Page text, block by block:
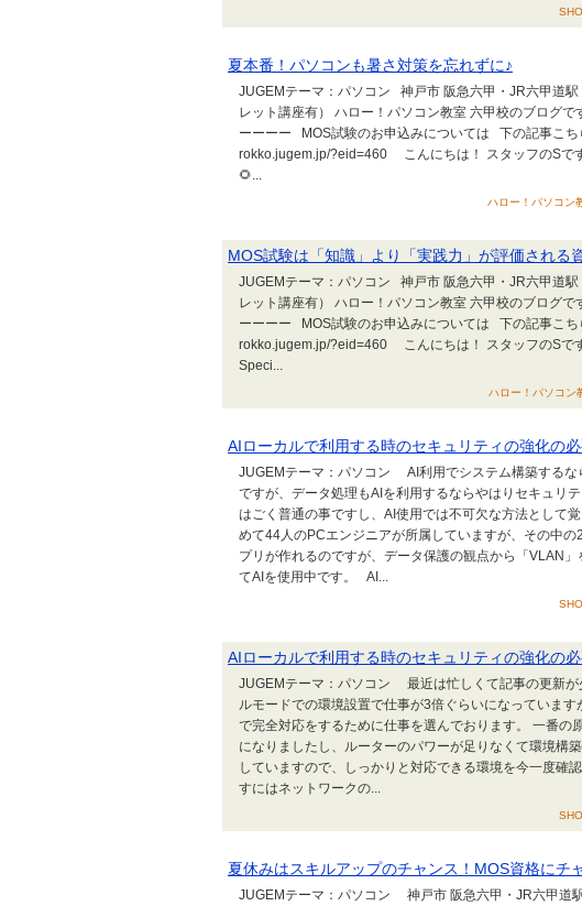
夏本番！パソコンも暑さ対策を忘れずに♪
JUGEMテーマ：パソコン 神戸市 阪急六甲・JR六甲道
レット講座有） ハロー！パソコン教室 六甲校のブログ
ーーーー MOS試験のお申込みについては 下の記事こ
rokko.jugem.jp/?eid=460 こんにちは！ スタッフのS
🌻...
ハロー！パソコ
MOS試験は「知識」より「実践力」が評価される
JUGEMテーマ：パソコン 神戸市 阪急六甲・JR六甲道
レット講座有） ハロー！パソコン教室 六甲校のブログ
ーーーー MOS試験のお申込みについては 下の記事こ
rokko.jugem.jp/?eid=460 こんにちは！ スタッフのS
Speci...
ハロー！パソコ
AIローカルで利用する時のセキュリティの強化の
JUGEMテーマ：パソコン AI利用でシステム構築するな
ですが、データ処理もAIを利用するならやはりセキュリ
はごく普通の事ですし、AI使用では不可欠な方法として
めて44人のPCエンジニアが所属していますが、その中
プリが作れるのですが、データ保護の観点から「VLAN
てAIを使用中です。 AI...
AIローカルで利用する時のセキュリティの強化の
JUGEMテーマ：パソコン 最近は忙しくて記事の更新が
ルモードでの環境設置で仕事が3倍ぐらいになっていま
で完全対応をするために仕事を選んでおります。 一番の
になりましたし、ルーターのパワーが足りなくて環境構
していますので、しっかりと対応できる環境を今一度確
すにはネットワークの...
夏休みはスキルアップのチャンス！MOS資格にチ
JUGEMテーマ：パソコン 神戸市 阪急六甲・JR六甲道